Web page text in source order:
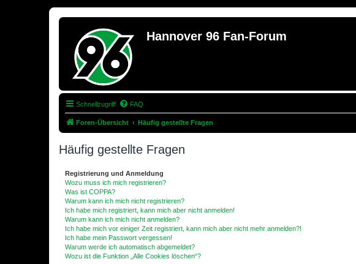
Hannover 96 Fan-Forum
Schnellzugriff FAQ
Foren-Übersicht Häufig gestellte Fragen
Häufig gestellte Fragen
Registrierung und Anmeldung
Wozu muss ich mich registrieren?
Was ist COPPA?
Warum kann ich mich nicht registrieren?
Ich habe mich registriert, kann mich aber nicht anmelden!
Warum kann ich mich nicht anmelden?
Ich habe mich vor einiger Zeit registriert, kann mich aber nicht mehr anmelden?!
Ich habe mein Passwort vergessen!
Warum werde ich automatisch abgemeldet?
Wozu ist die Funktion „Alle Cookies löschen“?